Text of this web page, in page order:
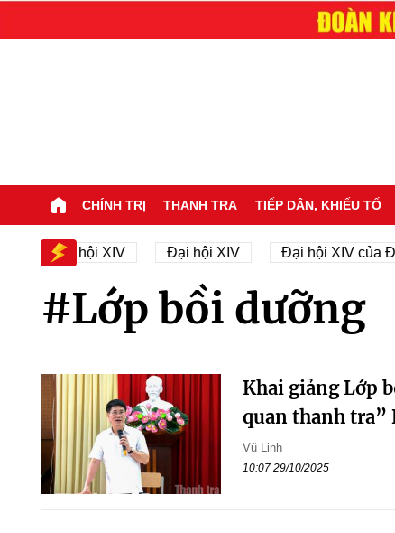
CHÍNH TRỊ THANH TRA TIẾP DÂN, KHIẾU TỐ
sự Đại hội XIV Đại hội XIV Đại hội XIV của
#Lớp bồi dưỡng
Khai giảng Lớp
quan thanh tra”
Vũ Linh
10:07 29/10/2025